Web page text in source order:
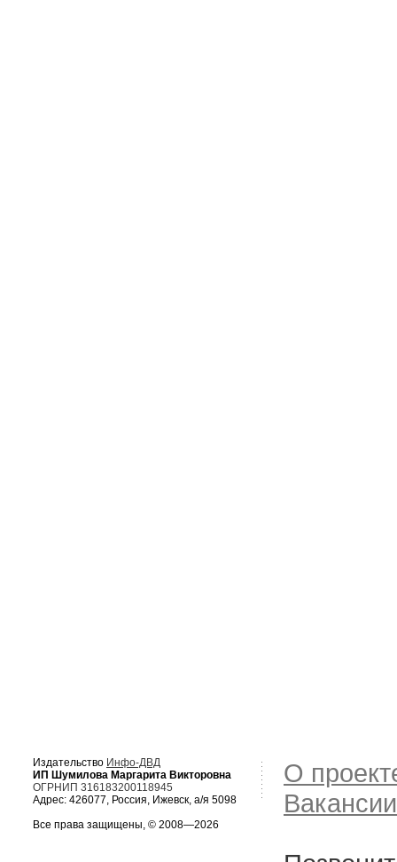
Издательство Инфо-ДВД
ИП Шумилова Маргарита Викторовна
ОГРНИП 316183200118945
Адрес: 426077, Россия, Ижевск, а/я 5098
Все права защищены, © 2008—2026
О
Вакансии